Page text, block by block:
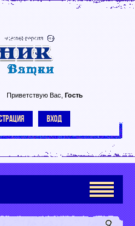
Приветствую Вас Гость
ВХОД